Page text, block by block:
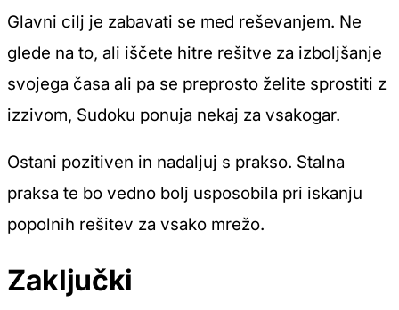
Glavni cilj je zabavati se med reševanjem. Ne
glede na to, ali iščete hitre rešitve za izboljšanje
svojega časa ali pa se preprosto želite sprostiti z
izzivom, Sudoku ponuja nekaj za vsakogar.
Ostani pozitiven in nadaljuj s prakso. Stalna
praksa te bo vedno bolj usposobila pri iskanju
popolnih rešitev za vsako mrežo.
Zaključki